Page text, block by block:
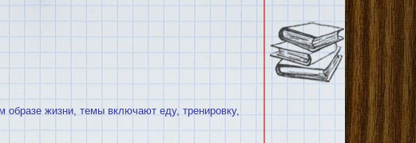
образе жизни, темы включают еду, тренировку,